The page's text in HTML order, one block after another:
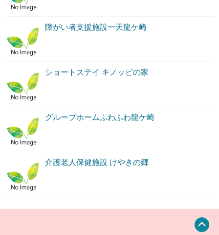
障がい者支援施設一天龍ケ崎
ショートステイ キノッピの家
グループホームふわふわ龍ケ崎
介護老人保健施設 けやきの郷